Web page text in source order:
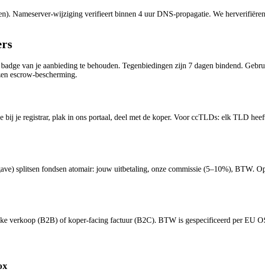
Nameserver-wijziging verifieert binnen 4 uur DNS-propagatie. We
badge van je aanbieding te behouden. Tegenbiedingen zijn 7 dagen bindend.
escrow-bescherming.
bij je registrar, plak in ons portaal, deel met de koper. Voor ccTLDs: elk TLD
splitsen fondsen atomair: jouw uitbetaling, onze commissie (5–10%), BTW.
verkoop (B2B) of koper-facing factuur (B2C). BTW is gespecificeerd per EU